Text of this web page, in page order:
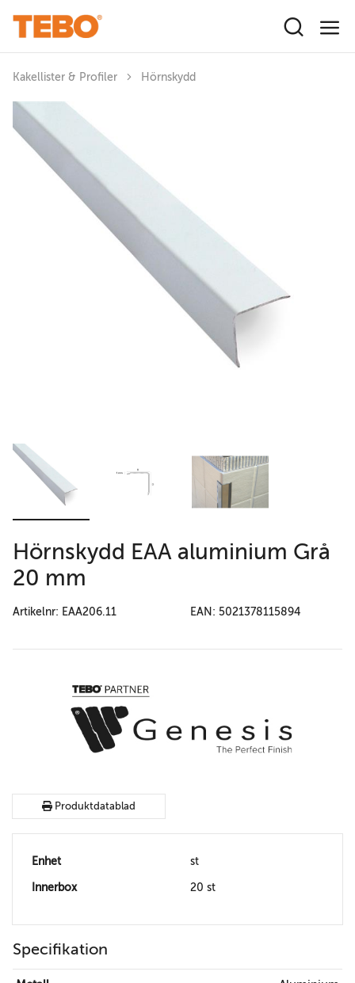
Kakellister & Profiler Hörnskydd
Hörnskydd EAA aluminium Grå
20 mm
Artikelnr: EAA206.11 EAN: 5021378115894
Produktdatablad
Enhet st
Innerbox 20 st
Specifikation